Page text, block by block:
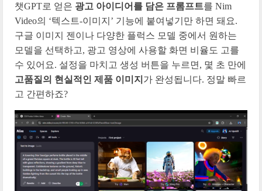
챗GPT로 얻은 광고 아이디어를 담은 프롬프트를 Nim
Video의 ‘텍스트-이미지’ 기능에 붙여넣기만 하면 돼요.
구글 이미지 젠이나 다양한 플럭스 모델 중에서 원하는
모델을 선택하고, 광고 영상에 사용할 화면 비율도 고를
수 있어요. 설정을 마치고 생성 버튼을 누르면, 몇 초 만에
고품질의 현실적인 제품 이미지 가 완성됩니다. 정말 빠르
고 간편하죠?